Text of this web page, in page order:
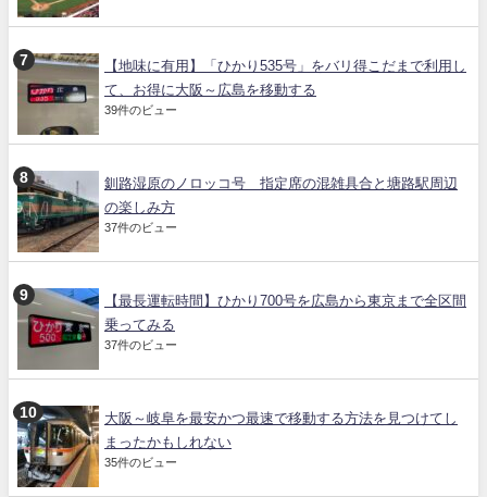
【地味に有用】「ひかり535号」をバリ得こだまで利用し
て、お得に大阪～広島を移動する
39件のビュー
釧路湿原のノロッコ号 指定席の混雑具合と塘路駅周辺
の楽しみ方
37件のビュー
【最長運転時間】ひかり700号を広島から東京まで全区間
乗ってみる
37件のビュー
大阪～岐阜を最安かつ最速で移動する方法を見つけてし
まったかもしれない
35件のビュー